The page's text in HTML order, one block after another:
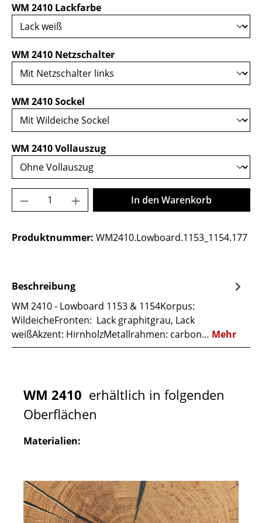
WM 2410 Lackfarbeauswählen
WM 2410 Netzschalterauswählen
WM 2410 Sockel
WM 2410 Vollauszugauswählen
Produkt Anzahl: Gib den gewünschten
In den Warenkorb
Produktnummer: WM2410.Lowboard.1153_1154.177
Beschreibung
WM 2410 - Lowboard 1153 & 1154Korpus:
WildeicheFronten: Lack graphitgrau, Lack
weißAkzent: HirnholzMetallrahmen: carbon… Mehr
WM 2410 erhältlich in folgenden
Oberflächen
Materialien: